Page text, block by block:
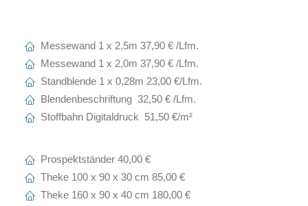
Messewand 1 x 2,5m 37,90 € /Lfm.
Messewand 1 x 2,0m 37,90 € /Lfm.
Standblende 1 x 0,28m 23,00 €/Lfm.
Blendenbeschriftung 32,50 € /Lfm.
Stoffbahn Digitaldruck 51,50 €/m²
Prospektständer 40,00 €
Theke 100 x 90 x 30 cm 85,00 €
Theke 160 x 90 x 40 cm 180,00 €